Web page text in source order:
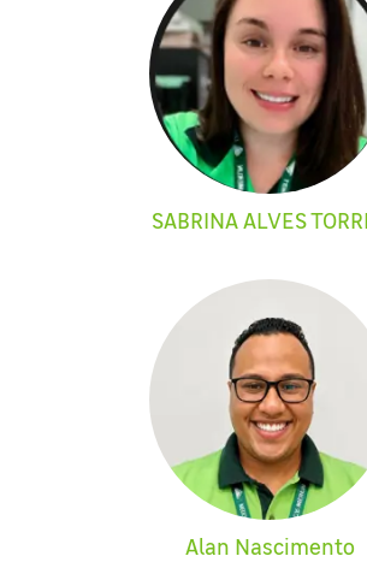
SABRINA ALVES
Alan Nascimento